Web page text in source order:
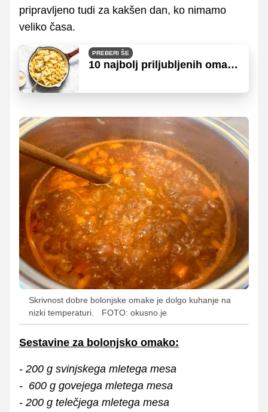
pripravljeno tudi za kakšen dan, ko nimamo
veliko časa.
PREBERI ŠE
10 najbolj priljubljenih omak
Skrivnost dobre bolonjske omake je dolgo kuhanje na
nizki temperaturi.
FOTO: okusno.je
Sestavine za bolonjsko omako:
- 200 g svinjskega mletega mesa
- 600 g govejega mletega mesa
- 200 g telečjega mletega mesa